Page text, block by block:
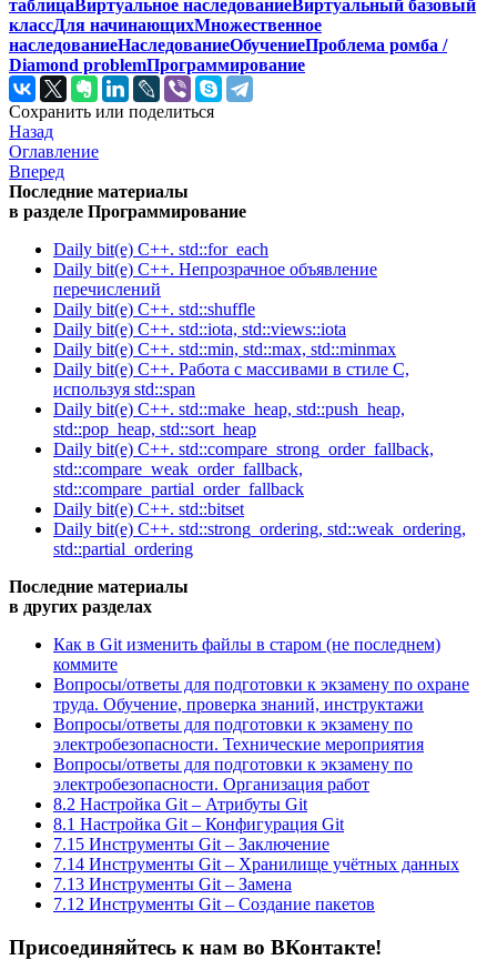
таблица Виртуальное наследование Виртуальный базовый
классДля начинающихМножественное
наследованиеНаследованиеОбучениеПроблема ромба /
Diamond problemПрограммирование
Сохранить или поделиться
Назад
Оглавление
Вперед
Последние материалы
в разделе Программирование
Daily bit(e) C++. std::for_each
Daily bit(e) C++. Непрозрачное объявление
перечислений
Daily bit(e) C++. std::shuffle
Daily bit(e) C++. std::iota, std::views::iota
Daily bit(e) C++. std::min, std::max, std::minmax
Daily bit(e) C++. Работа с массивами в стиле C,
используя std::span
Daily bit(e) C++. std::make_heap, std::push_heap,
std::pop_heap, std::sort_heap
Daily bit(e) C++. std::compare_strong_order_fallback,
std::compare_weak_order_fallback,
std::compare_partial_order_fallback
Daily bit(e) C++. std::bitset
Daily bit(e) C++. std::strong_ordering, std::weak_ordering,
std::partial_ordering
Последние материалы
в других разделах
Как в Git изменить файлы в старом (не последнем)
коммите
Вопросы/ответы для подготовки к экзамену по охране
труда. Обучение, проверка знаний, инструктажи
Вопросы/ответы для подготовки к экзамену по
электробезопасности. Технические мероприятия
Вопросы/ответы для подготовки к экзамену по
электробезопасности. Организация работ
8.2 Настройка Git – Атрибуты Git
8.1 Настройка Git – Конфигурация Git
7.15 Инструменты Git – Заключение
7.14 Инструменты Git – Хранилище учётных данных
7.13 Инструменты Git – Замена
7.12 Инструменты Git – Создание пакетов
Присоединяйтесь к нам во ВКонтакте!